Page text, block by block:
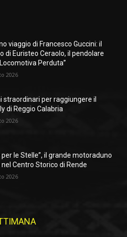
viaggio di Francesco Guccini: il
di Euristeo Ceraolo, il pendolare
Perduta”
2026
straordinari per raggiungere il
di Reggio Calabria
2026
per le Stelle”, il grande motoraduno
Centro Storico di Rende
2026